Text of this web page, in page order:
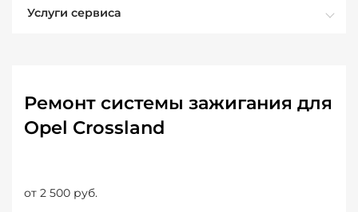
Услуги сервиса
Ремонт системы зажигания для
Opel Crossland
от 2 500 руб.